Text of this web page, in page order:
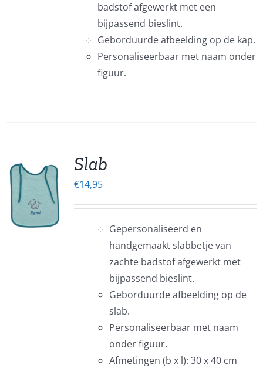
badstof afgewerkt met een
bijpassend bieslint.
Geborduurde afbeelding op de kap.
Personaliseerbaar met naam onder
figuur.
Slab
€14,95
Gepersonaliseerd en
handgemaakt slabbetje van
zachte badstof afgewerkt met
bijpassend bieslint.
Geborduurde afbeelding op de
slab.
Personaliseerbaar met naam
onder figuur.
Afmetingen (b x l): 30 x 40 cm